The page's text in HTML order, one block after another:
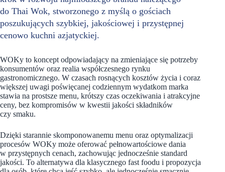
do Thai Wok, stworzonego z myślą o gościach
poszukujących szybkiej, jakościowej i przystępnej
cenowo kuchni azjatyckiej.
WOKy to koncept odpowiadający na zmieniające się potrzeby
konsumentów oraz realia współczesnego rynku
gastronomicznego. W czasach rosnących kosztów życia i coraz
większej uwagi poświęcanej codziennym wydatkom marka
stawia na prostsze menu, krótszy czas oczekiwania i atrakcyjne
ceny, bez kompromisów w kwestii jakości składników
czy smaku.
Dzięki starannie skomponowanemu menu oraz optymalizacji
procesów WOKy może oferować pełnowartościowe dania
w przystępnych cenach, zachowując jednocześnie standard
jakości. To alternatywa dla klasycznego fast foodu i propozycja